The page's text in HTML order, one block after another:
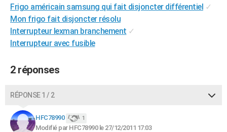
CARTE DE VOEUX
Carte de Noël
Carte Bonne année
Carte Saint-Valentin
Carte Pâques
Carte d'anniversaire
DICTIONNAIRE
COPAINS D'AVANT
S'inscrire
Se connecter
Lycées
Collèges
Primaires
Universités
Entreprises
Service militaire
Avis de recherche
AVIS DE DÉCÈS
FORUM
Frigo américain samsung qui fait disjoncter différentiel ✓
Mon frigo fait disjoncter résolu
Interrupteur lexman branchement ✓
Interrupteur avec fusible
2 réponses
RÉPONSE 1 / 2
HFC78990 1
Modifié par HFC78990 le 27/12/2011 17:03